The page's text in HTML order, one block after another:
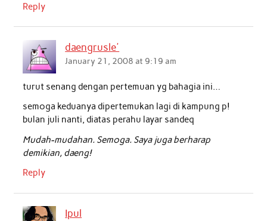
Reply
daengrusle'
January 21, 2008 at 9:19 am
turut senang dengan pertemuan yg bahagia ini…
semoga keduanya dipertemukan lagi di kampung p!
bulan juli nanti, diatas perahu layar sandeq
Mudah-mudahan. Semoga. Saya juga berharap
demikian, daeng!
Reply
Ipul